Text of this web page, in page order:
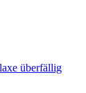
überfällig